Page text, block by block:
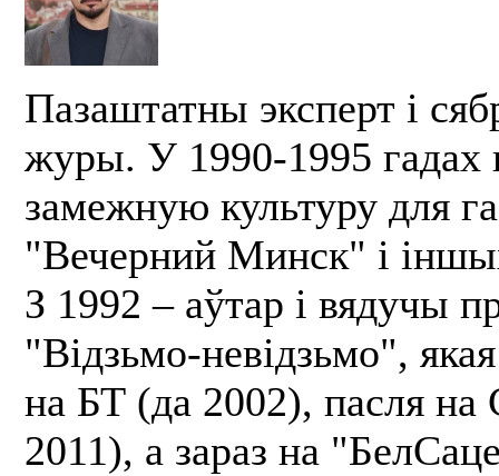
Пазаштатны эксперт і
журы. У 1990-1995 гадах
замежную культуру для
"Вечерний Минск" і
З 1992 – аўтар і вядучы
"Відзьмо-невідзьмо",
на БТ (да 2002), пасля
2011), а зараз на